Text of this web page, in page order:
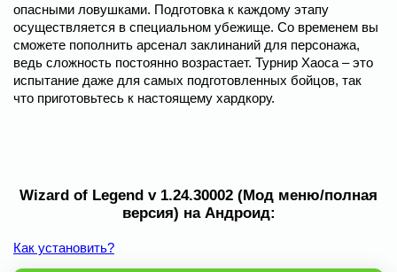
опасными ловушками. Подготовка к каждому этапу
осуществляется в специальном убежище. Со временем вы
сможете пополнить арсенал заклинаний для персонажа,
ведь сложность постоянно возрастает. Турнир Хаоса – это
испытание даже для самых подготовленных бойцов, так
что приготовьтесь к настоящему хардкору.
Wizard of Legend v 1.24.30002 (Мод меню/полная
версия) на Андроид:
Как установить?